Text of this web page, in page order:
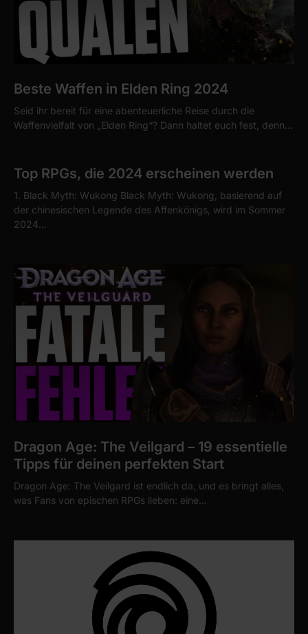
Beste Waffen in Elden Ring 2024
Seid ihr bereit für eine abenteuerliche Reise durch die
Waffenvielfalt von „Elden Ring“? Dann haltet euch fest, denn…
Top RPGs, die 2024 erscheinen werden
1. Black Myth: Wukong Black Myth: Wukong, basierend auf
der chinesischen Legende des Affenkönigs, wird im Sommer
2024…
Dragon Age: The Veilgard – 19 essentielle
Tipps für deinen perfekten Start
Dragon Age: The Veilgard ist endlich da, und es bringt alles,
was Fans von epischen RPGs lieben: eine…